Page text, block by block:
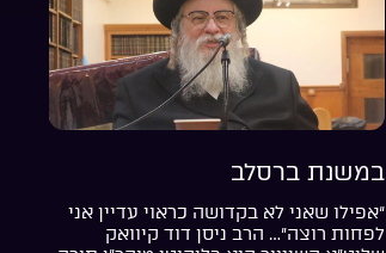
במשנת ברסלב
“אפילו שאני לא בקדושה כראוי עדיין אני
לפחות רוצה”… הרב ניסן דוד קיוואק